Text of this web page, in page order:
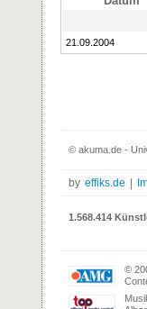
21.09.2004
© akuma.de -
by effiks.de
1.568.414
©